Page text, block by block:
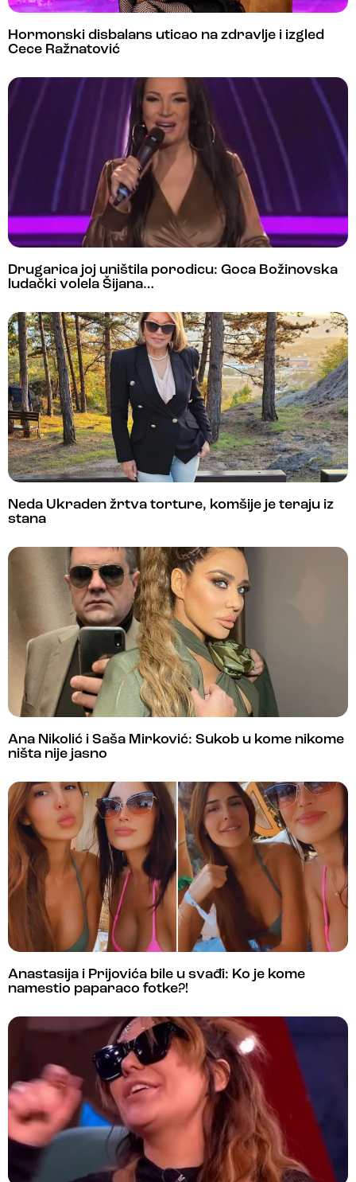
Hormonski disbalans uticao na zdravlje i izgled
Cece Ražnatović
Drugarica joj uništila porodicu: Goca Božinovska
ludački volela Šijana…
Neda Ukraden žrtva torture, komšije je teraju iz
stana
Ana Nikolić i Saša Mirković: Sukob u kome nikome
ništa nije jasno
Anastasija i Prijovića bile u svađi: Ko je kome
namestio paparaco fotke?!